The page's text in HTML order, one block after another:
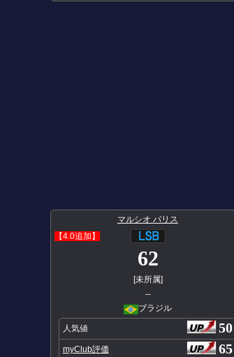
マルシオ パリス
【4.0追加】
62
[未所属]
--
ブラジル
人気値 50
myClub評価 65